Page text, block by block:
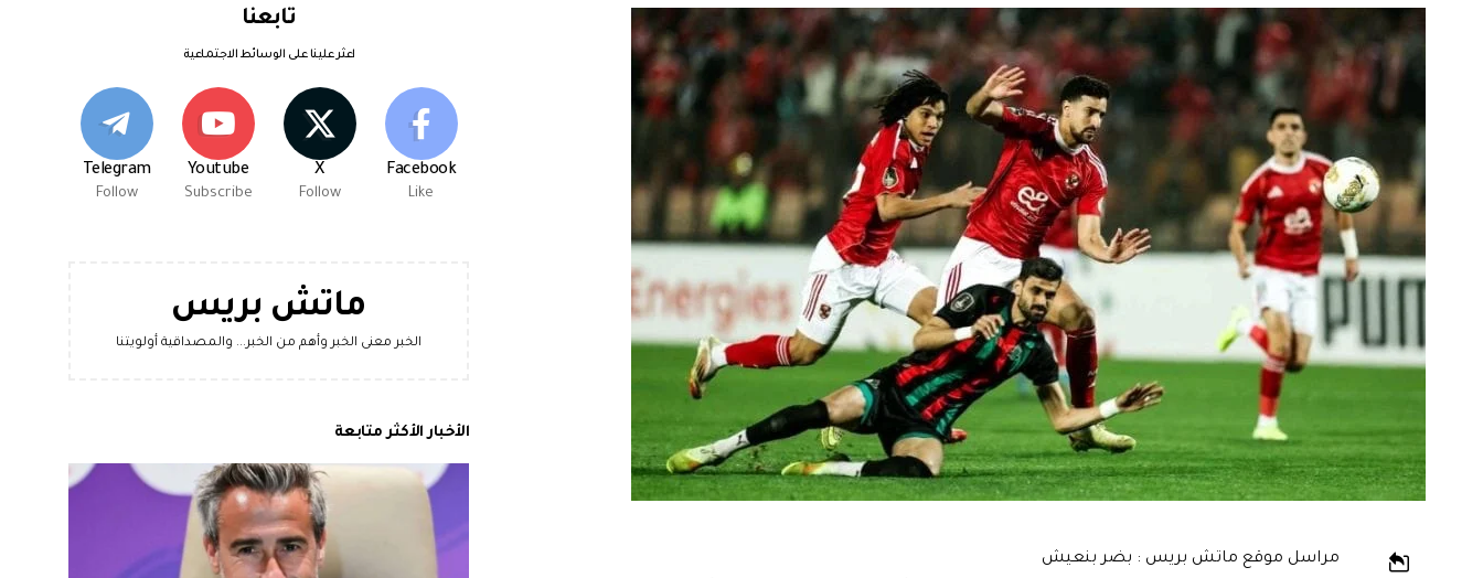
مراسل موقع ماتش بريس : بضر بنعيش
تابعنا
اعثر علينا على الوسائط الاجتماعية
Facebook
Like
X
Follow
Youtube
Subscribe
Telegram
Follow
ماتش بريس
الخبر معنى الخبر وأهم من الخبر... والمصداقية أولويتنا
الأخبار الأكثر متابعة